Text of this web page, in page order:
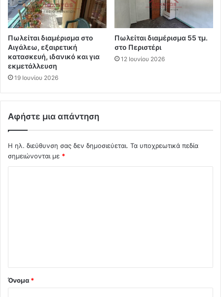
Πωλείται διαμέρισμα στο
Αιγάλεω, εξαιρετική
κατασκευή, ιδανικό και για
εκμετάλλευση
19 Ιουνίου 2026
Πωλείται διαμέρισμα 55 τμ.
στο Περιστέρι
12 Ιουνίου 2026
Αφήστε μια απάντηση
Η ηλ. διεύθυνση σας δεν δημοσιεύεται. Τα υποχρεωτικά πεδία
σημειώνονται με *
Όνομα *